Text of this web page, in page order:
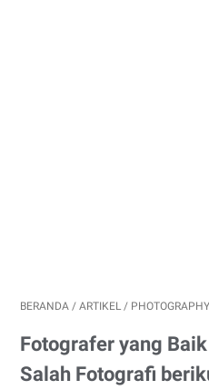
BERANDA / ARTIKEL / PHOTOGRAPHY
Fotografer yang
Salah Fotografi